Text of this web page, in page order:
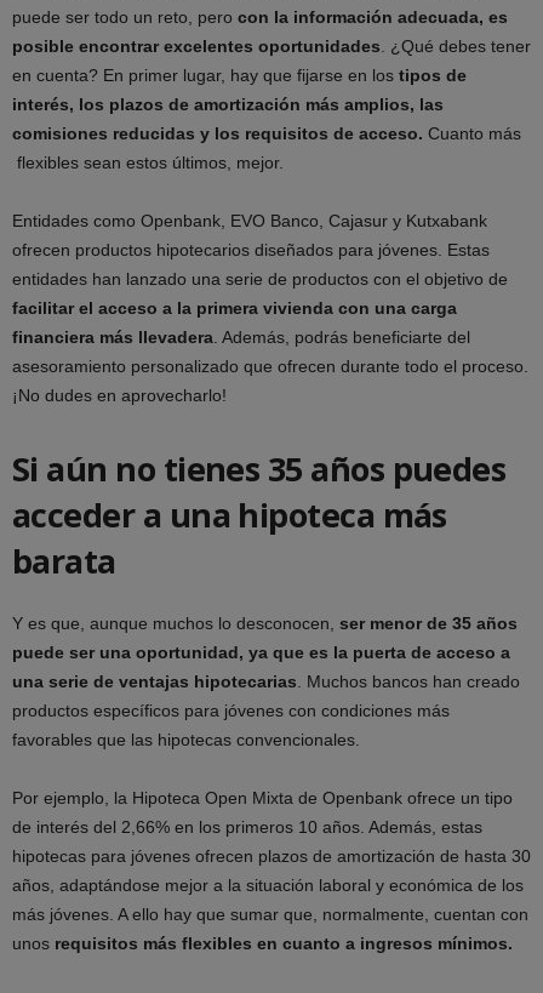
puede ser todo un reto, pero con la información adecuada, es
posible encontrar excelentes oportunidades. ¿Qué debes tener
en cuenta? En primer lugar, hay que fijarse en los tipos de
interés, los plazos de amortización más amplios, las
comisiones reducidas y los requisitos de acceso. Cuanto más
flexibles sean estos últimos, mejor.
Entidades como Openbank, EVO Banco, Cajasur y Kutxabank
ofrecen productos hipotecarios diseñados para jóvenes. Estas
entidades han lanzado una serie de productos con el objetivo de
facilitar el acceso a la primera vivienda con una carga
financiera más llevadera. Además, podrás beneficiarte del
asesoramiento personalizado que ofrecen durante todo el proceso.
¡No dudes en aprovecharlo!
Si aún no tienes 35 años puedes
acceder a una hipoteca más
barata
Y es que, aunque muchos lo desconocen, ser menor de 35 años
puede ser una oportunidad, ya que es la puerta de acceso a
una serie de ventajas hipotecarias. Muchos bancos han creado
productos específicos para jóvenes con condiciones más
favorables que las hipotecas convencionales.
Por ejemplo, la Hipoteca Open Mixta de Openbank ofrece un tipo
de interés del 2,66% en los primeros 10 años. Además, estas
hipotecas para jóvenes ofrecen plazos de amortización de hasta 30
años, adaptándose mejor a la situación laboral y económica de los
más jóvenes. A ello hay que sumar que, normalmente, cuentan con
unos requisitos más flexibles en cuanto a ingresos mínimos.